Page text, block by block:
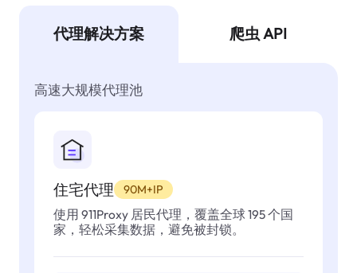
代理解决方案 爬虫 API
高速大规模代理池
住宅代理 90M+IP
使用 911Proxy 居民代理，覆盖全球 195 个国
家，轻松采集数据，避免被封锁。